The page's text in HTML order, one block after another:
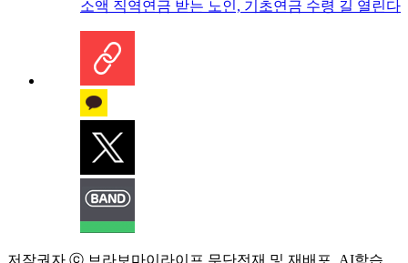
소액 직역연금 받는 노인, 기초연금 수령 길 열린다